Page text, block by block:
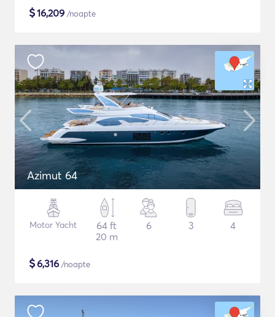
$16,209 /noapte
Azimut 64
Motor Yacht
64 ft
20 m
6 3 4
$6,316 /noapte